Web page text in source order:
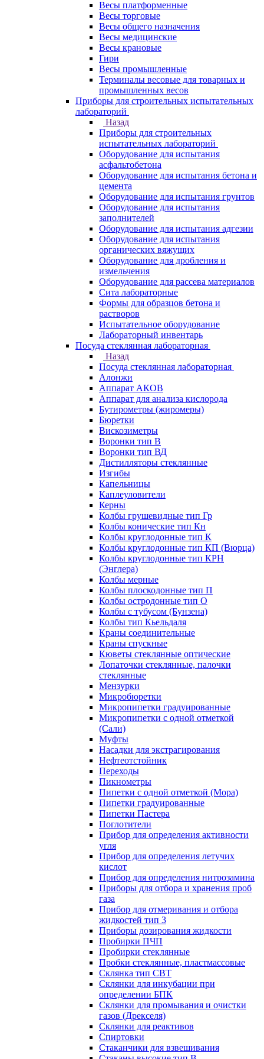
Весы платформенные
Весы торговые
Весы общего назначения
Весы медицинские
Весы крановые
Гири
Весы промышленные
Терминалы весовые для товарных и
промышленных весов
Приборы для строительных испытательных
лабораторий
Назад
Приборы для строительных
испытательных лабораторий
Оборудование для испытания
асфальтобетона
Оборудование для испытания бетона и
цемента
Оборудование для испытания грунтов
Оборудование для испытания
заполнителей
Оборудование для испытания адгезии
Оборудование для испытания
органических вяжущих
Оборудование для дробления и
измельчения
Оборудование для рассева материалов
Сита лабораторные
Формы для образцов бетона и
растворов
Испытательное оборудование
Лабораторный инвентарь
Посуда стеклянная лабораторная
Назад
Посуда стеклянная лабораторная
Алонжи
Аппарат АКОВ
Аппарат для анализа кислорода
Бутирометры (жиромеры)
Бюретки
Вискозиметры
Воронки тип В
Воронки тип ВД
Дистилляторы стеклянные
Изгибы
Капельницы
Каплеуловители
Керны
Колбы грушевидные тип Гр
Колбы конические тип Кн
Колбы круглодонные тип К
Колбы круглодонные тип КП (Вюрца)
Колбы круглодонные тип КРН
(Энглера)
Колбы мерные
Колбы плоскодонные тип П
Колбы остродонные тип О
Колбы с тубусом (Бунзена)
Колбы тип Кьельдаля
Краны соединительные
Краны спускные
Кюветы стеклянные оптические
Лопаточки стеклянные, палочки
стеклянные
Мензурки
Микробюретки
Микропипетки градуированные
Микропипетки с одной отметкой
(Сали)
Муфты
Насадки для экстрагирования
Нефтеотстойник
Переходы
Пикнометры
Пипетки с одной отметкой (Мора)
Пипетки градуированные
Пипетки Пастера
Поглотители
Прибор для определения активности
угля
Прибор для определения летучих
кислот
Прибор для определения нитрозамина
Приборы для отбора и хранения проб
газа
Прибор для отмеривания и отбора
жидкостей тип 3
Приборы дозирования жидкости
Пробирки ПЧП
Пробирки стеклянные
Пробки стеклянные, пластмассовые
Склянка тип СВТ
Склянки для инкубации при
определении БПК
Склянки для промывания и очистки
газов (Дрекселя)
Склянки для реактивов
Спиртовки
Стаканчики для взвешивания